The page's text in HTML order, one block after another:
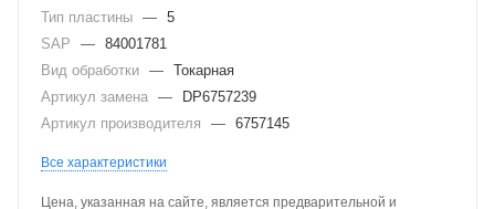
Тип пластины — 5
SAP
— 84001781
Вид обработки — Токарная
Артикул замена —
DP6757239
Артикул производителя
— 6757145
Все характеристики
Цена, указанная на сайте, является предварительной и